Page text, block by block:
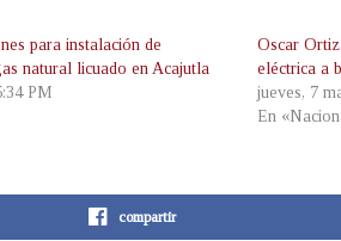
para instalación de
natural licuado en Acajutla
PM
Oscar
eléctrica a
jueves, 7
En
compartir